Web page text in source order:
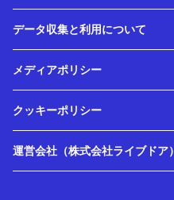
データ収集と利用について
メディアポリシー
クッキーポリシー
運営会社（株式会社ライブドア）